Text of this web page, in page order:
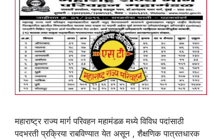
महाराष्ट्र राज्य मार्ग परिवहन महामंडळ मध्ये विविध पदांसाठी
पदभरती प्रक्रिया राबविण्यात येत असून , शैक्षणिक पात्रतधारक